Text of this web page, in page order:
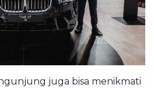
juga bisa menikmati